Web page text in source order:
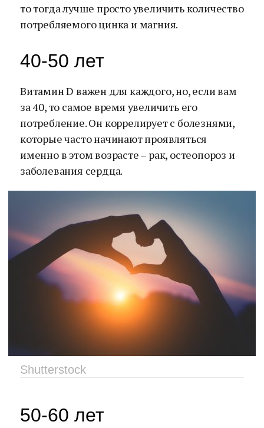
то тогда лучше просто увеличить количество
потребляемого цинка и магния.
40-50 лет
Витамин D важен для каждого, но, если вам
за 40, то самое время увеличить его
потребление. Он коррелирует с болезнями,
которые часто начинают проявляться
именно в этом возрасте – рак, остеопороз и
заболевания сердца.
Shutterstock
50-60 лет